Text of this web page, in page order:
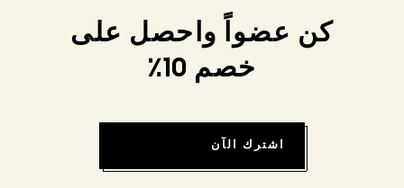
كن عضواً واحصل على
خصم 10٪
اشترك الآن